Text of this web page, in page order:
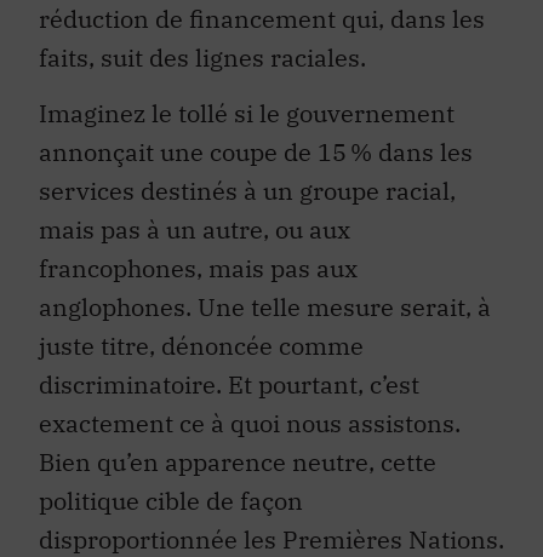
réduction de financement qui, dans les
faits, suit des lignes raciales.
Imaginez le tollé si le gouvernement
annonçait une coupe de 15 % dans les
services destinés à un groupe racial,
mais pas à un autre, ou aux
francophones, mais pas aux
anglophones. Une telle mesure serait, à
juste titre, dénoncée comme
discriminatoire. Et pourtant, c’est
exactement ce à quoi nous assistons.
Bien qu’en apparence neutre, cette
politique cible de façon
disproportionnée les Premières Nations.